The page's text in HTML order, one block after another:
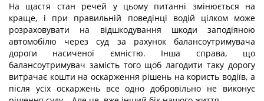
На щастя стан речей у цьому питанні змінюється на
краще, і при правильній поведінці водій цілком може
розраховувати на відшкодування шкоди заподіяною
автомобілю через суд за рахунок балансоутримувача
дороги насиченої ємністю. Інша справа, що
балансоутримувач замість того щоб лагодити таку дорогу
витрачає кошти на оскарження рішень на користь водіїв, а
після усіх оскаржень все одно добровільно не виконує